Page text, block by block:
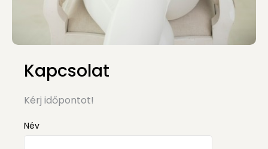
Kapcsolat
Kérj időpontot!
Név